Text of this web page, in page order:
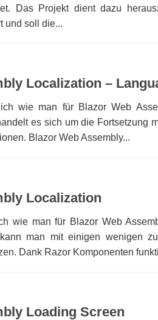
Das Projekt dient dazu
und soll die...
Localization –
wie man für Blazor Web
es sich um die Fortsetzung
Blazor Web Assembly...
Localization
wie man für Blazor Web
man mit einigen wenigen
Dank Razor Komponenten
Loading Screen